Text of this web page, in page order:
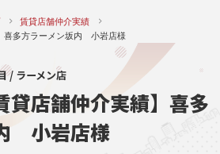
賃貸店舗仲介実績
喜多方ラーメン坂内 小岩店様
/ ラーメン店
貸店舗仲介実績】喜多
小岩店様